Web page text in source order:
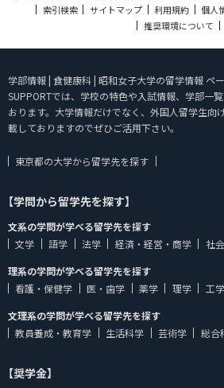
索引検索
サイトマップ 利用規約
個人
推奨環境について
学部情報 | 食健康科 | 昭和女子大学の留学情報 ペ
SUPPORTでは、学校の特色や入試情報、学部一
おります。大学情報だけでなく、外国人留学生向
載しておりますのでぜひご活用下さい。
東京都の大学から留学先を探す
【学問から留学先を探す】
文系の学問が学べる留学先を探す
文学
語学 法学 経済・経営・商学 社
理系の学問が学べる留学先を探す
看護・保健学
医・歯学 薬学 理学 工学
文理系の学問が学べる留学先を探す
教員養成・教育学
生活科学 芸術学 総合
【奨学金】